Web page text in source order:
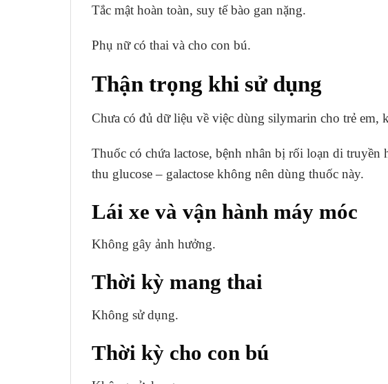
Tắc mật hoàn toàn, suy tế bào gan nặng.
Phụ nữ có thai và cho con bú.
Thận trọng khi sử dụng
Chưa có đủ dữ liệu về việc dùng silymarin cho trẻ em,
Thuốc có chứa lactose, bệnh nhân bị rối loạn di truyền
thu glucose – galactose không nên dùng thuốc này.
Lái xe và vận hành máy móc
Không gây ảnh hưởng.
Thời kỳ mang thai
Không sử dụng.
Thời kỳ cho con bú